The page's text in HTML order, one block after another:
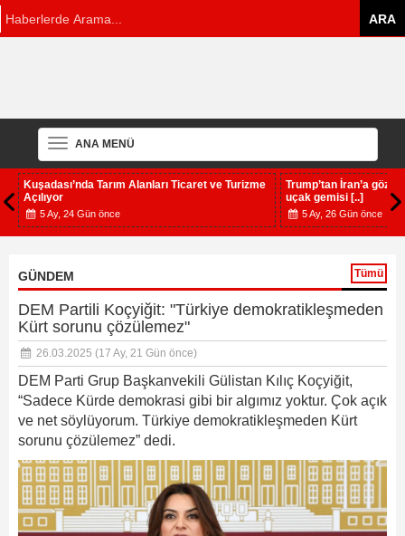
ANA MENÜ
Kuşadası’nda Tarım Alanları Ticaret ve Turizme
Açılıyor
5 Ay, 24 Gün önce
Trump’tan İran’a
uçak gemisi [..]
5 Ay, 26 Gün önce
GÜNDEM Tümü
DEM Partili Koçyiğit: "Türkiye demokratikleşmeden
Kürt sorunu çözülemez"
26.03.2025 (17 Ay, 21 Gün önce)
DEM Parti Grup Başkanvekili Gülistan Kılıç Koçyiğit,
“Sadece Kürde demokrasi gibi bir algımız yoktur. Çok açık
ve net söylüyorum. Türkiye demokratikleşmeden Kürt
sorunu çözülemez” dedi.